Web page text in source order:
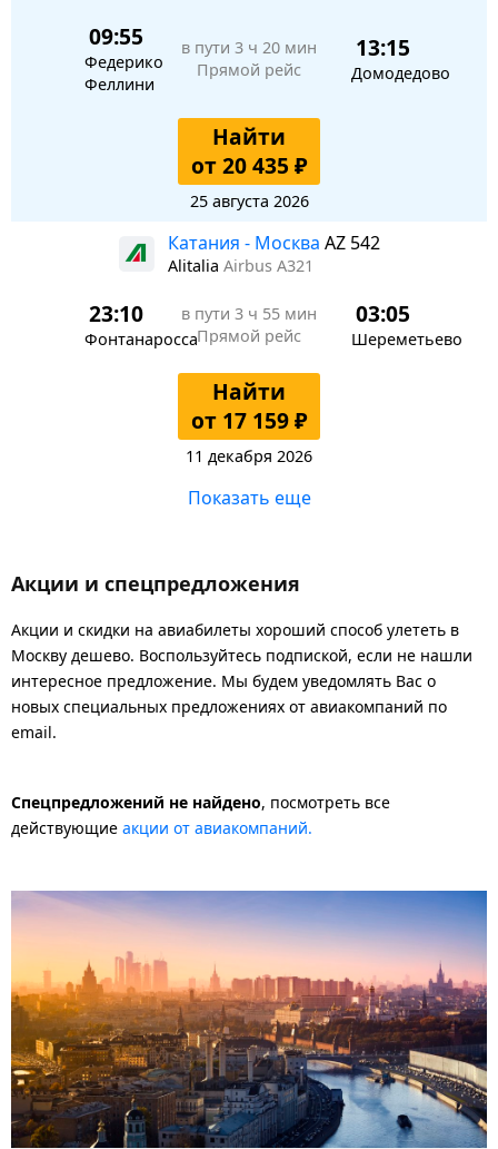
09:55
Федерико
Феллини
в пути 3 ч 20 мин
Прямой рейс
13:15
Домодедово
Найти
от 20 435 ₽
25 августа 2026
Катания - Москва AZ 542
Alitalia Airbus A321
23:10
Фонтанаросса
в пути 3 ч 55 мин
Прямой рейс
03:05
Шереметьево
Найти
от 17 159 ₽
11 декабря 2026
Показать еще
Акции и спецпредложения
Акции и скидки на авиабилеты хороший способ улететь в
Москву дешево. Воспользуйтесь подпиской, если не нашли
интересное предложение. Мы будем уведомлять Вас о
новых специальных предложениях от авиакомпаний по
email.
Спецпредложений не найдено, посмотреть все
действующие акции от авиакомпаний.